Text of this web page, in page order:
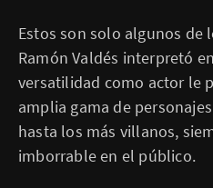
Estos son solo algunos de
Ramón Valdés interpretó
versatilidad como actor le
amplia gama de
hasta los más villanos,
imborrable en el público.